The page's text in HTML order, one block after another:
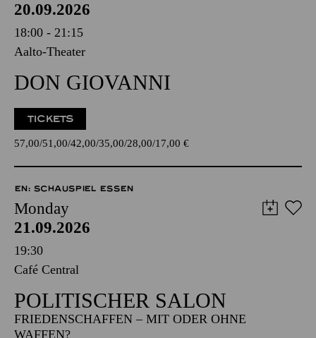
20.09.2026
18:00 - 21:15
Aalto-Theater
DON GIOVANNI
TICKETS
57,00 51,00 42,00 35,00 28,00 17,00 €
EN: SCHAUSPIEL ESSEN
Monday
21.09.2026
19:30
Café Central
POLITISCHER SALON
FRIEDENSCHAFFEN – MIT ODER OHNE
WAFFEN?